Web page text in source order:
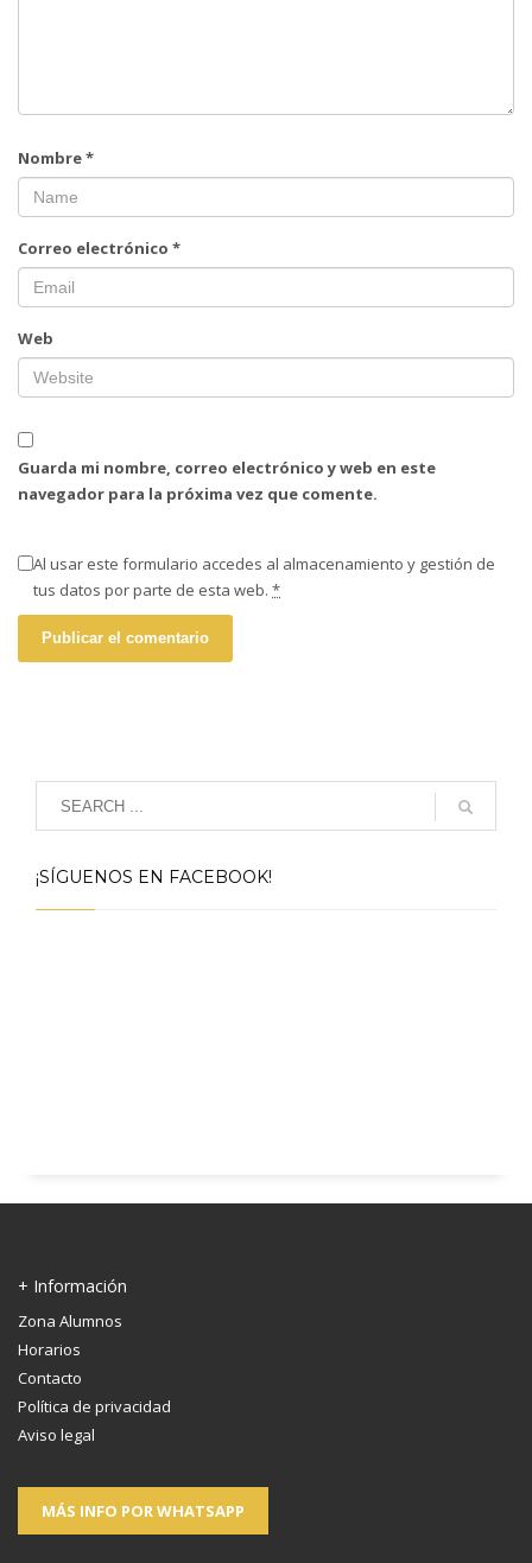
Nombre*
Correo electrónico *
Web
Guarda mi nombre, correo electrónico y web en este
navegador para la próxima vez que comente.
Al usar este formulario accedes al almacenamiento y gestión de
tus datos por parte de esta web. *
¡SÍGUENOS EN FACEBOOK!
+ Información
Zona Alumnos
Horarios
Contacto
Política de privacidad
Aviso legal
MÁS INFO POR WHATSAPP